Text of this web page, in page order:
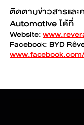
ติดตามข่าวสารและ
Automotive ได้ที่
Website:
Facebook: BYD